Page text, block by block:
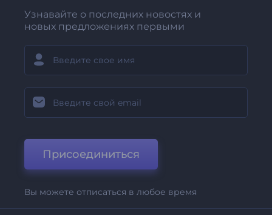
Узнавайте о последних новостях и
новых предложениях первыми
Присоединиться
Вы можете отписаться в любое время